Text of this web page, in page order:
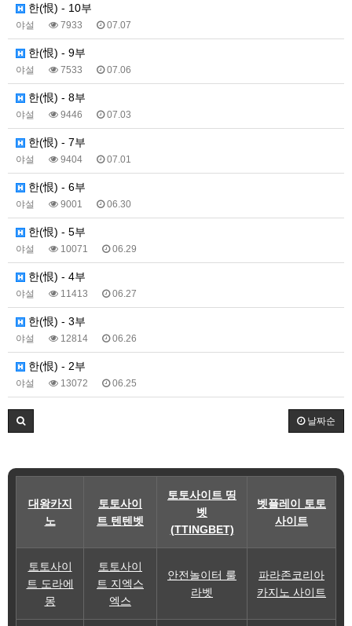
한(恨) - 10부
야설 7933 07.07
한(恨) - 9부
야설 7533 07.06
한(恨) - 8부
야설 9446 07.03
한(恨) - 7부
야설 9404 07.01
한(恨) - 6부
야설 9001 06.30
한(恨) - 5부
야설 10071 06.29
한(恨) - 4부
야설 11413 06.27
한(恨) - 3부
야설 12814 06.26
한(恨) - 2부
야설 13072 06.25
날짜순
대왕카지
노
토토사이
트 텐텐벳
토토사이트 띵
벳
(TTINGBET)
벳플레이 토토
사이트
토토사이
트 도라에
몽
토토사이
트 지엑스
엑스
안전놀이터 룰
라벳
파라존코리아
카지노 사이트